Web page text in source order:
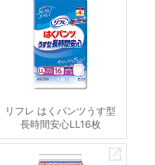
リフレ はくパンツうす型
長時間安心LL16枚